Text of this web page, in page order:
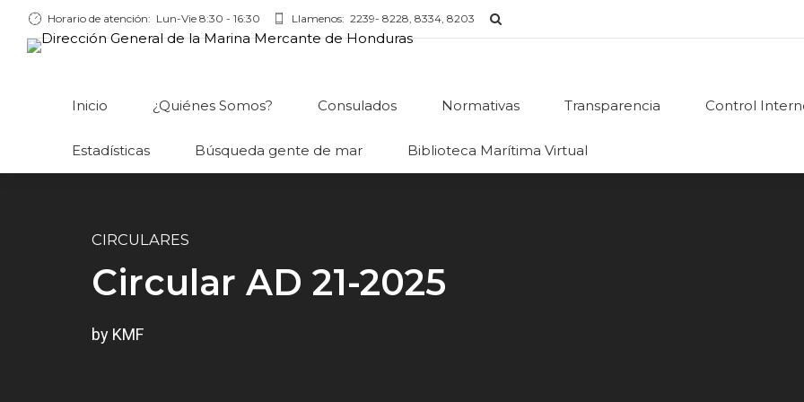
Horario de atención: Lun-Vie 8:30 - 16:30 Llamenos: 2239- 8228, 8334, 8203
Inicio ¿Quiénes Somos? Consulados Normativas Transparencia Control
Estadísticas Búsqueda gente de mar Biblioteca Marítima Virtual
CIRCULARES
Circular AD 21-2025
by KMF